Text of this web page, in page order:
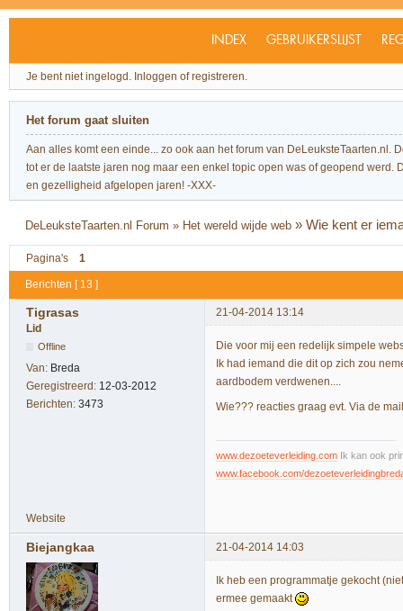
INDEX GEBRUIKERSLIJST
Je bent niet ingelogd. Inloggen of registreren.
Het forum gaat sluiten
Aan alles komt een einde... zo ook aan het forum van
tot er de laatste jaren nog maar een enkel topic open was of geopend
en gezelligheid afgelopen jaren! -XXX-
DeLeuksteTaarten.nl Forum » Het wereld wijde web »Wie kent er
Pagina's 1
Berichten [ 13 ]
Tigrasas
21-04-2014 13:14
Lid
Offline
Van: Breda
Geregistreerd: 12-03-2012
Berichten: 3473
Die voor mij een redelijk simpele
Ik had iemand die dit op zich zou
aardbodem verdwenen....
Wie??? reacties graag evt. Via de mail
www.dezoeteverleiding.com Ik kan ook
www.facebook.com/
Website
Biejangkaa 21-04-2014 14:03
Ik heb een programmatje gekocht
ermee gemaakt